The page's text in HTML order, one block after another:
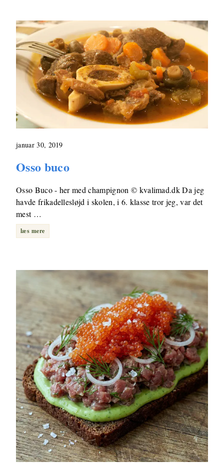
januar 30, 2019
Osso buco
Osso Buco - her med champignon © kvalimad.dk Da jeg
havde frikadellesløjd i skolen, i 6. klasse tror jeg, var det
mest …
læs mere